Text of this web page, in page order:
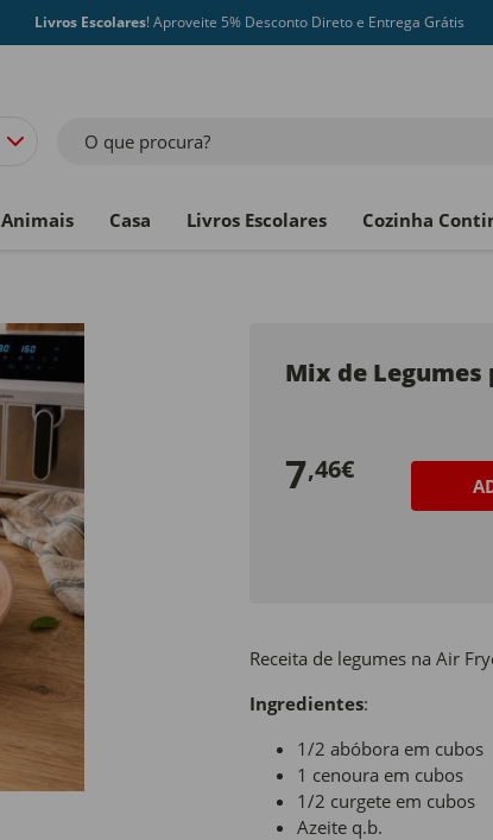
Livros Escolares! Aproveite 5% Desconto Direto e Entrega Grátis
O que procura?
Animais Casa Livros Escolares Cozinha
Mix de Legumes
7,46€
Receita de legumes na Air
Ingredientes:
1/2 abóbora em cubos
1 cenoura em cubos
1/2 curgete em cubos
Azeite q.b.